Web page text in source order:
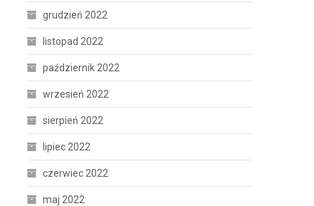
grudzień 2022
listopad 2022
październik 2022
wrzesień 2022
sierpień 2022
lipiec 2022
czerwiec 2022
maj 2022